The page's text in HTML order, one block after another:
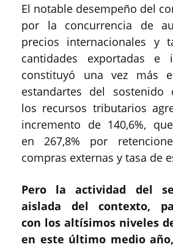
El notable desempeño del
por la concurrencia de
precios internacionales y
cantidades exportadas e
constituyó una vez más
estandartes del sostenido
los recursos tributarios
incremento de 140,6%,
en 267,8% por
compras externas y tasa de
Pero la actividad del
aislada del contexto,
con los altísimos niveles
en este último medio